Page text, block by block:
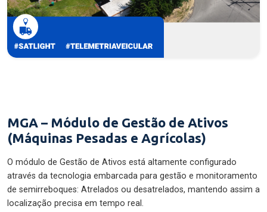
MGA – Módulo de Gestão de Ativos
(Máquinas Pesadas e Agrícolas)
O módulo de Gestão de Ativos está altamente configurado
através da tecnologia embarcada para gestão e monitoramento
de semirreboques: Atrelados ou desatrelados, mantendo assim a
localização precisa em tempo real.